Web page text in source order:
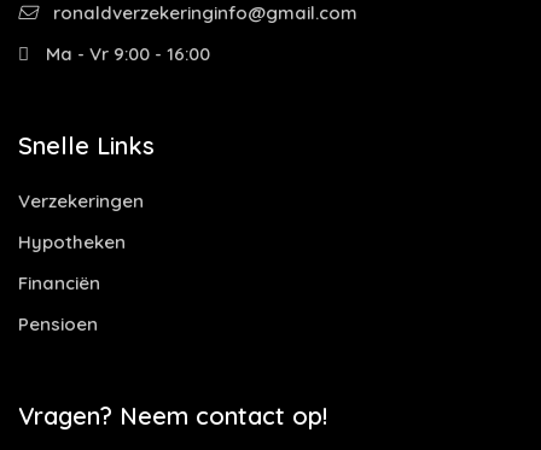
ronaldverzekeringinfo@gmail.com
Ma - Vr 9:00 - 16:00
Snelle Links
Verzekeringen
Hypotheken
Financiën
Pensioen
Vragen? Neem contact op!